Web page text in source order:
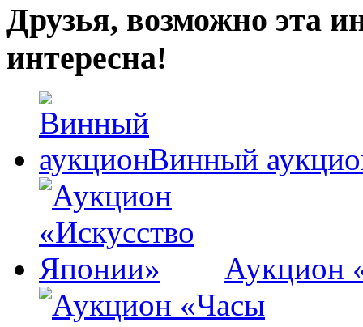
Друзья, возможно эта
интересна!
Винный
Аукцион